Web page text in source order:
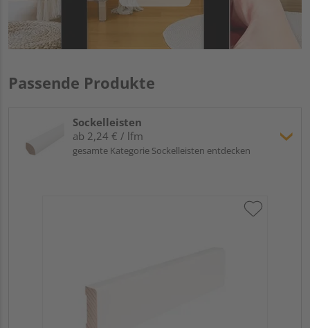
Passende Produkte
Sockelleisten
ab 2,24 € / lfm
gesamte Kategorie Sockelleisten entdecken